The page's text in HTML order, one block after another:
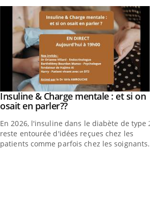
Youtube
Insuline & Charge mentale : et si on
osait en parler??Youtube
En 2026, l'insuline dans le diabète de type 2
reste entourée d'idées reçues chez les
patients comme parfois chez les soignants.